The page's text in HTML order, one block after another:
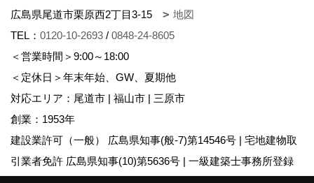
広島県尾道市栗原西2丁目3-15
地図
TEL： 0120-10-2693 / 0848-24-8605
＜営業時間＞9:00～18:00
＜定休日＞年末年始、GW、夏期他
対応エリア：尾道市 | 福山市 | 三原市
創業：1953年
建設業許可（一般） 広島県知事(般-7)第14546号 | 宅地建物取
引業者免許 広島県知事(10)第5636号 | 一級建築士事務所登録